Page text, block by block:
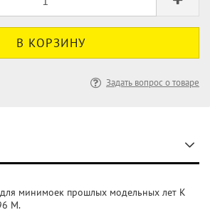
Задать вопрос о товаре
минимоек прошлых модельных лет K
M.